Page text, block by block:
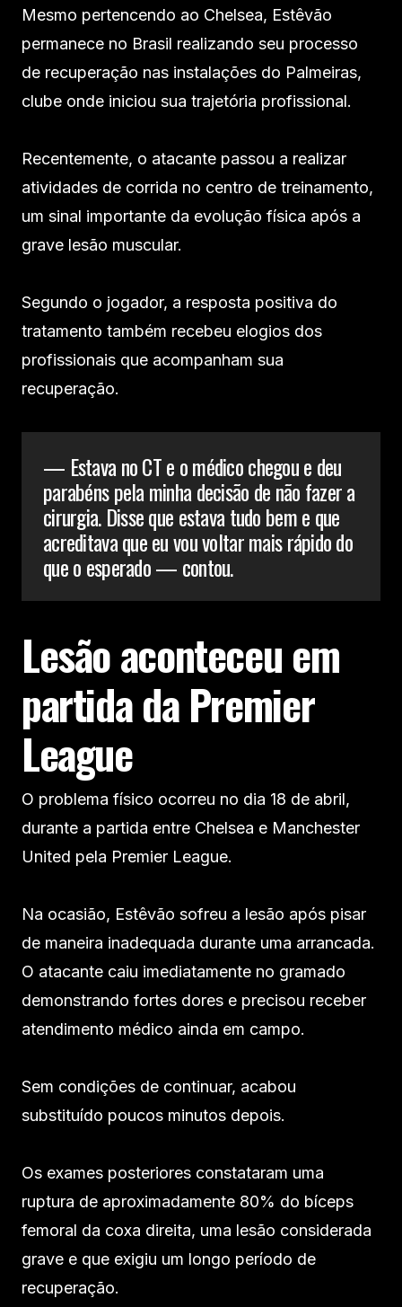
Mesmo pertencendo ao Chelsea, Estêvão
permanece no Brasil realizando seu processo
de recuperação nas instalações do Palmeiras,
clube onde iniciou sua trajetória profissional.
Recentemente, o atacante passou a realizar
atividades de corrida no centro de treinamento,
um sinal importante da evolução física após a
grave lesão muscular.
Segundo o jogador, a resposta positiva do
tratamento também recebeu elogios dos
profissionais que acompanham sua
recuperação.
— Estava no CT e o médico chegou e deu
parabéns pela minha decisão de não fazer a
cirurgia. Disse que estava tudo bem e que
acreditava que eu vou voltar mais rápido do
que o esperado — contou.
Lesão aconteceu em
partida da Premier
League
O problema físico ocorreu no dia 18 de abril,
durante a partida entre Chelsea e Manchester
United pela Premier League.
Na ocasião, Estêvão sofreu a lesão após pisar
de maneira inadequada durante uma arrancada.
O atacante caiu imediatamente no gramado
demonstrando fortes dores e precisou receber
atendimento médico ainda em campo.
Sem condições de continuar, acabou
substituído poucos minutos depois.
Os exames posteriores constataram uma
ruptura de aproximadamente 80% do bíceps
femoral da coxa direita, uma lesão considerada
grave e que exigiu um longo período de
recuperação.